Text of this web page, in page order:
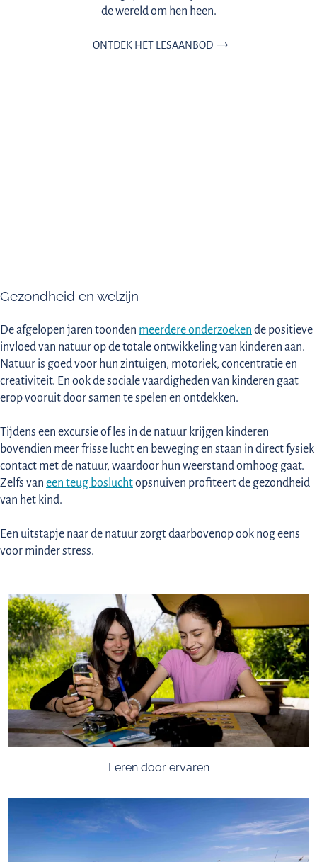
de wereld om hen heen.
ONTDEK HET LESAANBOD
Gezondheid en welzijn
De afgelopen jaren toonden meerdere onderzoeken de positieve
invloed van natuur op de totale ontwikkeling van kinderen aan.
Natuur is goed voor hun zintuigen, motoriek, concentratie en
creativiteit. En ook de sociale vaardigheden van kinderen gaat
erop vooruit door samen te spelen en ontdekken.
Tijdens een excursie of les in de natuur krijgen kinderen
bovendien meer frisse lucht en beweging en staan in direct fysiek
contact met de natuur, waardoor hun weerstand omhoog gaat.
Zelfs van een teug bosluchtopsnuiven profiteert de gezondheid
van het kind.
Een uitstapje naar de natuur zorgt daarbovenop ook nog eens
voor minder stress.
Leren door ervaren
Onderwijs in de buitenlucht stimuleert praktische vaardigheden
en probleemoplossend denken. Denk bijvoorbeeld aan het
observeren van planten en dieren. Tijdens veel van het aanbod in
Nationaal Park Nieuw Land gaan leerlingen bovendien in